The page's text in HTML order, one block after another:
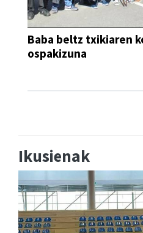
Baba beltz txikiaren
ospakizuna
Ikusienak